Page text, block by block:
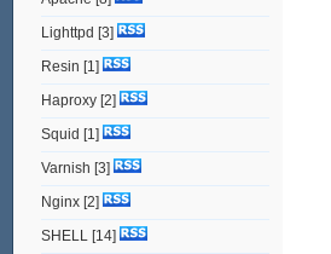
Lighttpd [3]
Resin [1]
Haproxy[2]
Squid [1]
Varnish [3]
Nginx[2]
SHELL [14]